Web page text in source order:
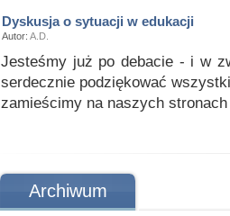
Dyskusja o sytuacji w edukacji
Autor: A.D.
Jesteśmy już po debacie - i w
serdecznie podziękować
zamieścimy na naszych
Archiwum